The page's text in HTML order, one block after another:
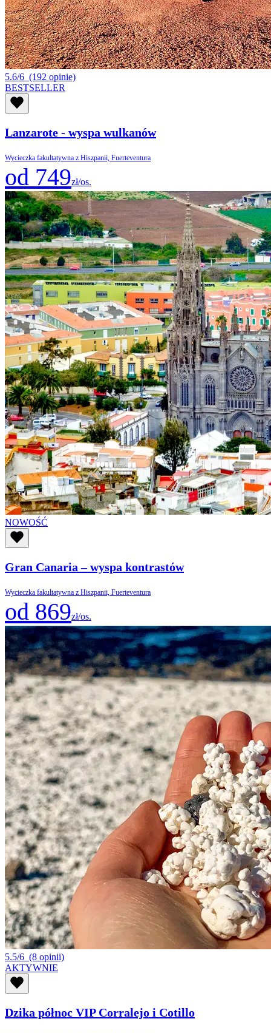
5.6/6 (192 opinie)
BESTSELLER
Lanzarote - wyspa wulkanów
Wycieczka fakultatywna z Hiszpanii, Fuerteventura
od 749zł/os.
NOWOŚĆ
Gran Canaria – wyspa kontrastów
Wycieczka fakultatywna z Hiszpanii, Fuerteventura
od 869zł/os.
5.5/6 (8 opinii)
AKTYWNIE
Dzika północ VIP Corralejo i Cotillo